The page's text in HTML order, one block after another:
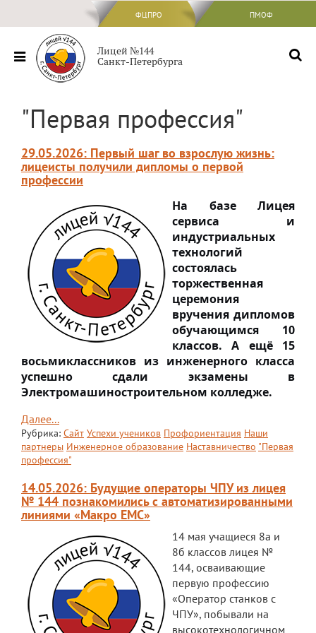
ФЦПРО ПМОФ
ФЦПРО
Сведения об ОО
Основные сведения
образовательной организацией
Образование
Образовательные стандарты и
Руководство
Педагогический состав
Материально-техническое обеспечение
и оснащенность образовательного
процесса. Доступная среда
Платные образовательные услуги
Финансово-хозяйственная деятельность
Вакантные места для приема (перевода)
Стипендия и меры поддержки
обучающихся
Организация питания в лицее
Визитная карточка
Учительская
Контакты и местонахождение
Лицей №144
Санкт-Петербурга
"Первая профессия"
29.05.2026: Первый шаг во взрослую жизнь:
лицеисты получили дипломы о первой
профессии
На базе Лицея
сервиса и
индустриальных
технологий
состоялась
торжественная
церемония
вручения дипломов
обучающимся 10
классов. А ещё 15
восьмиклассников из инженерного класса
успешно сдали экзамены в
Электромашиностроительном колледже.
Далее...
Рубрика: Сайт Успехи учеников Профориентация Наши
партнеры Инженерное образование Наставничество "Первая
профессия"
14.05.2026: Будущие операторы ЧПУ из лицея
№ 144 познакомились с автоматизированными
линиями «Макро ЕМС»
14 мая учащиеся 8а и
8б классов лицея №
144, осваивающие
первую профессию
«Оператор станков с
ЧПУ», побывали на
высокотехнологичном